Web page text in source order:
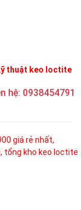
thuật keo loctite
hệ: 0938454791